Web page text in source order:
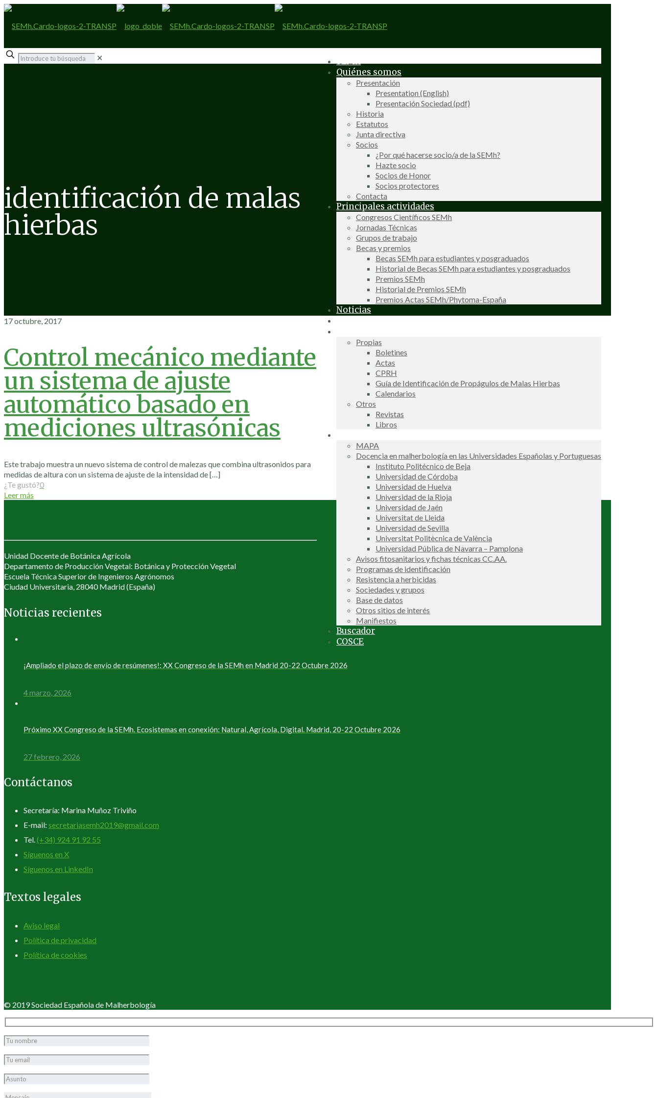
SEMh
Quiénes somos
Presentación
Presentation (English)
Presentación Sociedad (pdf)
Historia
Estatutos
Junta directiva
Socios
¿Por qué hacerse socio/a de la SEMh?
Hazte socio
Socios de Honor
Socios protectores
Contacta
Principales actividades
Congresos Científicos SEMh
Jornadas Técnicas
Grupos de trabajo
Becas y premios
Becas SEMh para estudiantes y posgraduados
Historial de Becas SEMh para estudiantes y posgraduados
Premios SEMh
Historial de Premios SEMh
Premios Actas SEMh/Phytoma-España
Noticias
Propias
Boletines
Actas
CPRH
Guía de Identificación de Propágulos de Malas Hierbas
Calendarios
Otros
Revistas
Libros
MAPA
Docencia en malherbología en las Universidades Españolas y Portuguesas
Instituto Politécnico de Beja
Universidad de Córdoba
Universidad de Huelva
Universidad de la Rioja
Universidad de Jaén
Universitat de Lleida
Universidad de Sevilla
Universitat Politècnica de València
Universidad Pública de Navarra – Pamplona
Avisos fitosanitarios y fichas técnicas CC.AA.
Programas de identificación
Resistencia a herbicidas
Sociedades y grupos
Base de datos
Otros sitios de interés
Manifiestos
Buscador
COSCE
✕
identificación de malas
hierbas
17 octubre, 2017
Control mecánico mediante
un sistema de ajuste
automático basado en
mediciones ultrasónicas
Este trabajo muestra un nuevo sistema de control de malezas que combina ultrasonidos para
medidas de altura con un sistema de ajuste de la intensidad de[…]
¿Te gustó?0
Leer más
Unidad Docente de Botánica Agrícola
Departamento de Producción Vegetal: Botánica y Protección Vegetal
Escuela Técnica Superior de Ingenieros Agrónomos
Ciudad Universitaria, 28040 Madrid (España)
Noticias recientes
¡Ampliado el plazo de envío de resúmenes!: XX Congreso de la SEMh en Madrid 20-22 Octubre 2026
4 marzo, 2026
Próximo XX Congreso de la SEMh. Ecosistemas en conexión: Natural, Agrícola, Digital. Madrid, 20-22 Octubre 2026
27 febrero, 2026
Contáctanos
Secretaría: Marina Muñoz Triviño
E-mail: secretariasemh2019@gmail.com
Tel. (+34) 924 91 92 55
Síguenos en X
Síguenos en LinkedIn
Textos legales
Aviso legal
Política de privacidad
Política de cookies
© 2019 Sociedad Española de Malherbología